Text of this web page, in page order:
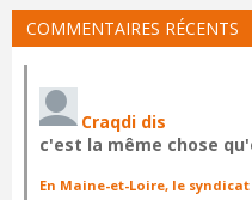
COMMENTAIRES RÉCENTS
Craqdi dis
c'est la même chose
En Maine-et-Loire, le